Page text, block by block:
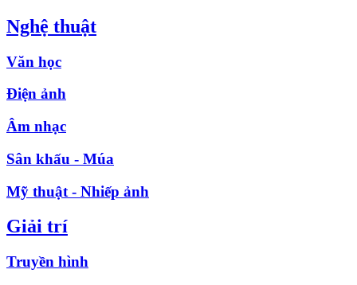
Nghệ thuật
Văn học
Điện ảnh
Âm nhạc
Sân khấu - Múa
Mỹ thuật - Nhiếp ảnh
Giải trí
Truyền hình